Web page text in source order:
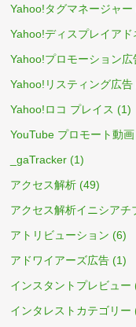
Yahoo!タグマネージャー
Yahoo!ディスプレイアド
Yahoo!プロモーション広
Yahoo!リスティング広告
Yahoo!ロコ プレイス (1)
YouTube プロモート動画
_gaTracker (1)
アクセス解析 (49)
アクセス解析イニシアチ
アトリビューション (6)
アドワイアーズ広告 (1)
インスタントプレビュー
インタレストカテゴリー